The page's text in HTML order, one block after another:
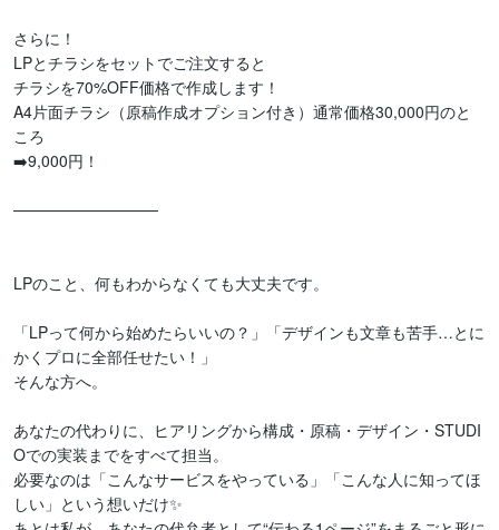
さらに！
LPとチラシをセットでご注文すると
チラシを70%OFF価格で作成します！
A4片面チラシ（原稿作成オプション付き）通常価格30,000円のと
ころ
➡️9,000円！
─────────────
LPのこと、何もわからなくても大丈夫です。
「LPって何から始めたらいいの？」「デザインも文章も苦手…とに
かくプロに全部任せたい！」
そんな方へ。
あなたの代わりに、ヒアリングから構成・原稿・デザイン・STUDI
Oでの実装までをすべて担当。
必要なのは「こんなサービスをやっている」「こんな人に知ってほ
しい」という想いだけ✨